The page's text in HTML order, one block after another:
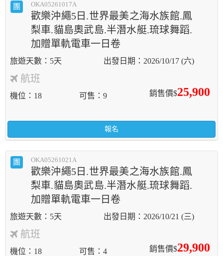
團 OKA05261017A
歡樂沖繩5日.世界最美之海水族館.鳳
梨車.貓島奧武島.半潛水艇.琉球舞蹈.
加贈單軌電車一日卷
5天 2026/10/17 (六)
航班
銷售價$25,900
機位 18 可售 9
報名
團 OKA05261021A
歡樂沖繩5日.世界最美之海水族館.鳳
梨車.貓島奧武島.半潛水艇.琉球舞蹈.
加贈單軌電車一日卷
5天 2026/10/21 (三)
航班
銷售價$29,900
機位 18 可售 4